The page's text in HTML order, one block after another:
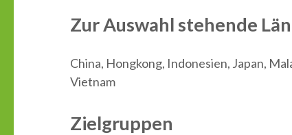
Zur Auswahl stehende
China, Hongkong, Indonesien, Japan,
Vietnam
Zielgruppen